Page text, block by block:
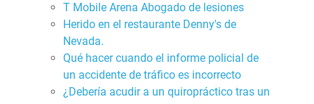
T Mobile Arena Abogado de lesiones
Herido en el restaurante Denny's de
Nevada.
Qué hacer cuando el informe policial de
un accidente de tráfico es incorrecto
¿Debería acudir a un quiropráctico tras un